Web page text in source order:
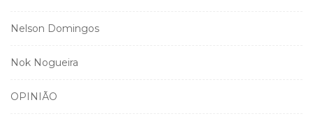
Nelson Domingos
Nok Nogueira
OPINIÃO